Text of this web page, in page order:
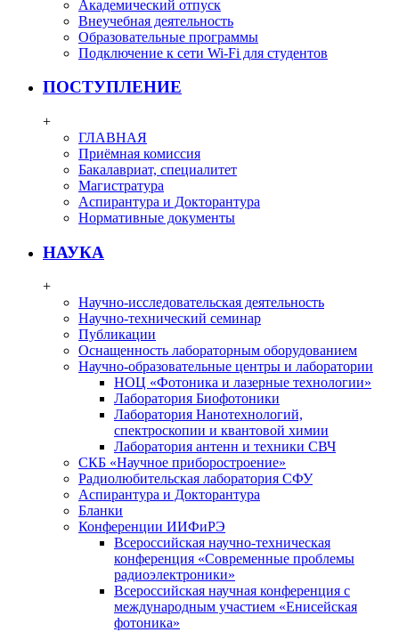
Академический отпуск
Внеучебная деятельность
Образовательные программы
Подключение к сети Wi-Fi для студентов
ПОСТУПЛЕНИЕ
+
ГЛАВНАЯ
Приёмная комиссия
Бакалавриат, специалитет
Магистратура
Аспирантура и Докторантура
Нормативные документы
НАУКА
+
Научно-исследовательская деятельность
Научно-технический семинар
Публикации
Оснащенность лабораторным оборудованием
Научно-образовательные центры и лаборатории
НОЦ «Фотоника и лазерные технологии»
Лаборатория Биофотоники
Лаборатория Нанотехнологий,
спектроскопии и квантовой химии
Лаборатория антенн и техники СВЧ
СКБ «Научное приборостроение»
Радиолюбительская лаборатория СФУ
Аспирантура и Докторантура
Бланки
Конференции ИИФиРЭ
Всероссийская научно-техническая
конференция «Современные проблемы
радиоэлектроники»
Всероссийская научная конференция с
международным участием «Енисейская
фотоника»